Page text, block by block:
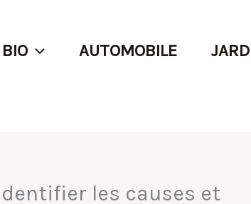
BIO AUTOMOBILE
les causes et